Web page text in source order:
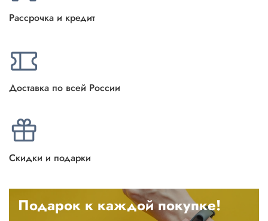
Рассрочка и кредит
Доставка по всей России
Скидки и подарки
Подарок к каждой покупке!